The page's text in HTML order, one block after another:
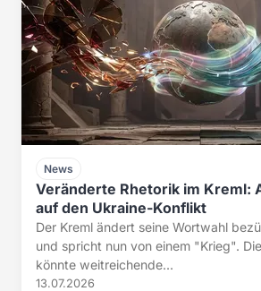
News
Veränderte Rhetorik im Kreml:
auf den Ukraine-Konflikt
Der Kreml ändert seine Wortwahl
und spricht nun von einem "Krieg".
könnte weitreichende...
13.07.2026